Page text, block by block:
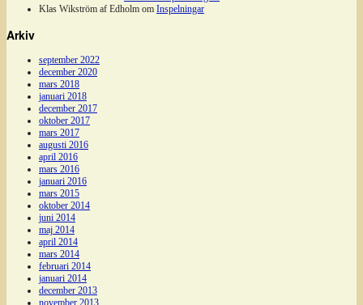
Klas Wikström af Edholm om Inspelningar
Arkiv
september 2022
december 2020
mars 2018
januari 2018
december 2017
oktober 2017
mars 2017
augusti 2016
april 2016
mars 2016
januari 2016
mars 2015
oktober 2014
juni 2014
maj 2014
april 2014
mars 2014
februari 2014
januari 2014
december 2013